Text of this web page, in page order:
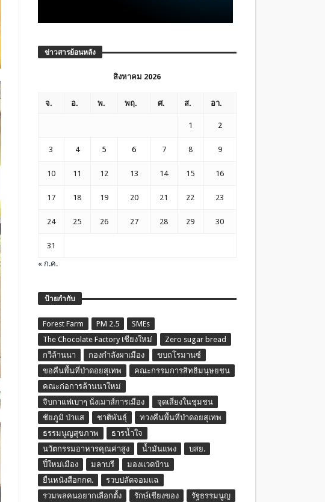
ข่าวสารย้อนหลัง
สิงหาคม 2026
จ. อ. พ. พฤ. ศ. ส. อา.
1 2
3 4 5 6 7 8 9
10 11 12 13 14 15 16
17 18 19 20 21 22 23
24 25 26 27 28 29 30
31
« ก.ค.
ป้ายกำกับ
Forest Farm PM 2.5
SMEs
The Chocolate Factory เชียงใหม่
Zero sugar bread
กวีล้านนา
กองกำลังผาเมือง
ขบถโรมานซ์
ขอคืนพื้นที่ป่าดอยสุเทพ
คณะกรรมการสิทธิมนุษยชน
คณะก่อการล้านนาใหม่
จิบกาแฟเบาๆ นั่งเมาส์การเมือง
จุดเสี่ยงในชุมชน
ชัยภูมิ ป่าแส
ชาติพันธุ์
ทวงคืนพื้นที่ป่าดอยสุเทพ
ธรรมนูญสุขภาพ
ธารน้ำใจ
นวัตกรรมอาหารคุณค่าสูง
น้ำมันแพง
บสย.
ปี๋ใหม่เมือง
มลาบรี
มองแวดบ้าน
ยื่นหนังสือกกต.
รวบปลัดจอมแฉ
รวมพลคนอยากเลือกตั้ง
รักษ์เชียงของ รัฐธรรมนูญ